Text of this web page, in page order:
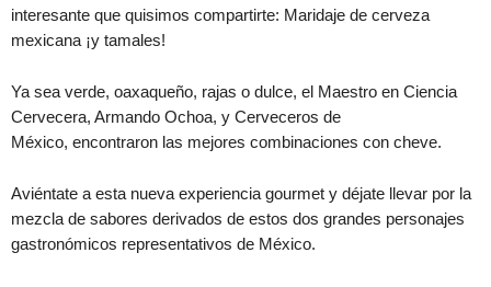
interesante que quisimos compartirte: Maridaje de cerveza
mexicana ¡y tamales!
Ya sea verde, oaxaqueño, rajas o dulce, el Maestro en Ciencia
Cervecera, Armando Ochoa, y Cerveceros de
México, encontraron las mejores combinaciones con cheve.
Aviéntate a esta nueva experiencia gourmet y déjate llevar por la
mezcla de sabores derivados de estos dos grandes personajes
gastronómicos representativos de México.